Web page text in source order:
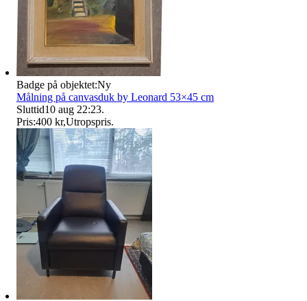
Badge på objektet:Ny
Målning på canvasduk by Leonard 53×45 cm
Sluttid10 aug 22:23.
Pris:400 kr,Utropspris.